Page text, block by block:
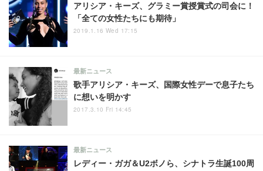
アリシア・キーズ、グラミー賞授賞式の司会に！
「全ての女性たちにも期待」
2019.1.16 Wed 17:15
歌手アリシア・キーズ、国際女性デーで息子たち
に想いを明かす
最新ニュース
2017.3.10 Fri 14:45
レディー・ガガ＆U2ボノら、シナトラ生誕100周
最新ニュース